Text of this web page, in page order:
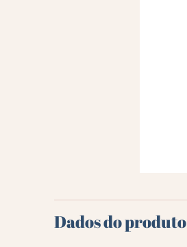
Dados do produto